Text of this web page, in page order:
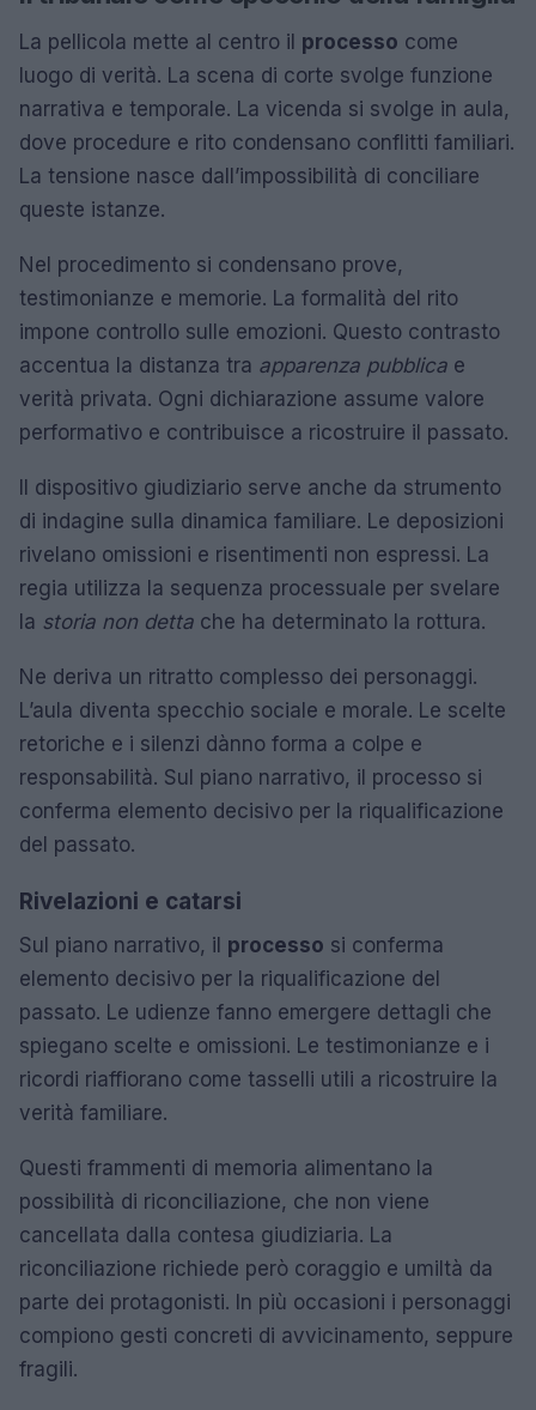
La pellicola mette al centro il processo come
luogo di verità. La scena di corte svolge funzione
narrativa e temporale. La vicenda si svolge in aula,
dove procedure e rito condensano conflitti familiari.
La tensione nasce dall’impossibilità di conciliare
queste istanze.
Nel procedimento si condensano prove,
testimonianze e memorie. La formalità del rito
impone controllo sulle emozioni. Questo contrasto
accentua la distanza tra apparenza pubblica e
verità privata. Ogni dichiarazione assume valore
performativo e contribuisce a ricostruire il passato.
Il dispositivo giudiziario serve anche da strumento
di indagine sulla dinamica familiare. Le deposizioni
rivelano omissioni e risentimenti non espressi. La
regia utilizza la sequenza processuale per svelare
la storia non detta che ha determinato la rottura.
Ne deriva un ritratto complesso dei personaggi.
L’aula diventa specchio sociale e morale. Le scelte
retoriche e i silenzi dànno forma a colpe e
responsabilità. Sul piano narrativo, il processo si
conferma elemento decisivo per la riqualificazione
del passato.
Rivelazioni e catarsi
Sul piano narrativo, il processo si conferma
elemento decisivo per la riqualificazione del
passato. Le udienze fanno emergere dettagli che
spiegano scelte e omissioni. Le testimonianze e i
ricordi riaffiorano come tasselli utili a ricostruire la
verità familiare.
Questi frammenti di memoria alimentano la
possibilità di riconciliazione, che non viene
cancellata dalla contesa giudiziaria. La
riconciliazione richiede però coraggio e umiltà da
parte dei protagonisti. In più occasioni i personaggi
compiono gesti concreti di avvicinamento, seppure
fragili.